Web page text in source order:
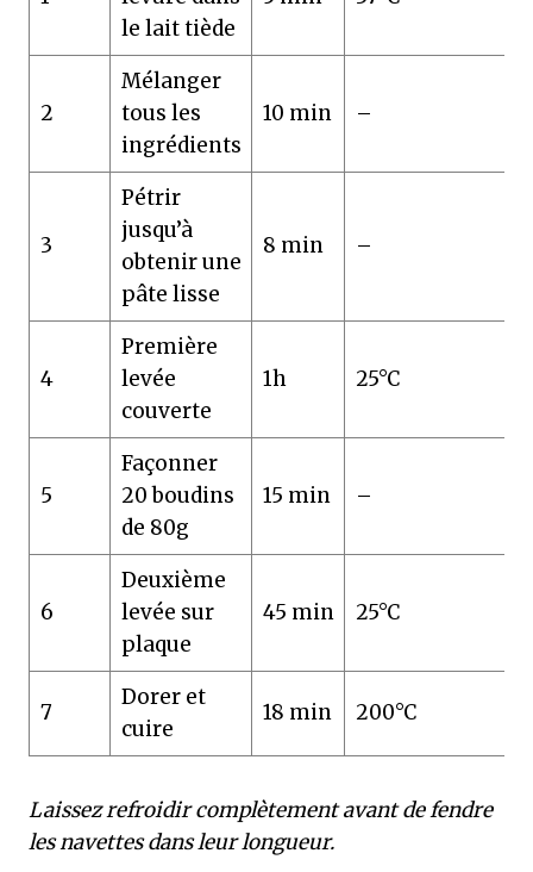
le lait tiède
2
Mélanger
tous les
ingrédients
10 min –
3
Pétrir
jusqu’à
obtenir une
pâte lisse
8 min –
4
Première
levée
couverte
1h 25°C
5
Façonner
20 boudins
de 80g
15 min –
6
Deuxième
levée sur
plaque
45 min 25°C
7
Dorer et
cuire
18 min 200°C
Laissez refroidir complètement avant de fendre
les navettes dans leur longueur.